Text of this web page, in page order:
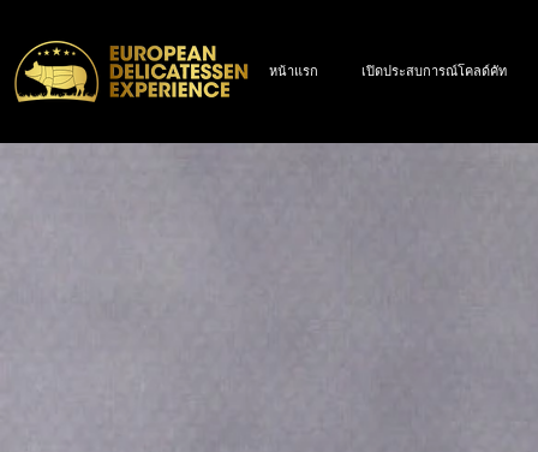
หน้าแรก เปิดประสบการณ์โคลด์คัท